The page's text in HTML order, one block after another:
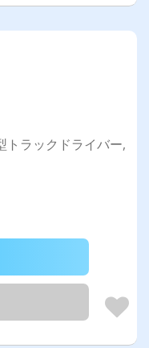
トラックドライバー,